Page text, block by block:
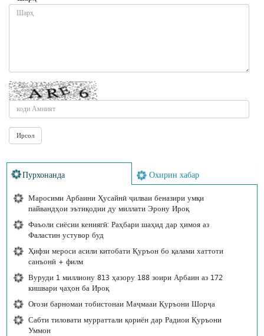
Пурхонанда Охирин хабар
Маросими Арбаини Ҳусайнӣ ҷилваи беназири умқи
пайвандҳои эътиқодии ду миллати Эрону Ироқ
Фаъоли сиёсии кениягӣ: Раҳбари шаҳид дар ҳимоя аз
Фаластин устувор буд
Ҳифзи мероси асили китобати Қуръон бо қалами хаттоти
санъонӣ + филм
Вуруди 1 миллиону 813 ҳазору 188 зоири Арбаин аз 172
кишвари ҷаҳон ба Ироқ
Оғози барномаи тобистонаи Маҷмааи Қуръони Шорҷа
Сабти тиловати мурраттали қориён дар Радиои Қуръони
Уммон